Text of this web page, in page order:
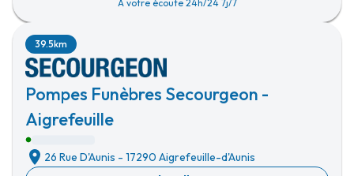
A votre écoute 24h/24 7j/7
Pompes Funèbres Secourgeon -
Aigrefeuille
39.5km
26 Rue D'Aunis - 17290 Aigrefeuille-d'Aunis